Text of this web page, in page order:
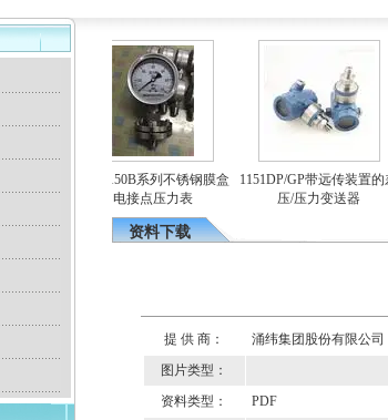
计
YEX-150B系列不锈钢膜盒
电接点压力表
1151DP/GP带远传装置的差
压/压力变送器
资料下载
提 供 商： 涌纬集团股份有限公司
图片类型：
资料类型：
PDF